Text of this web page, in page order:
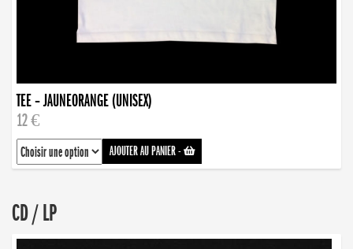
TEE – JAUNEORANGE (UNISEX)
12 €
AJOUTER AU PANIER-
CD / LP